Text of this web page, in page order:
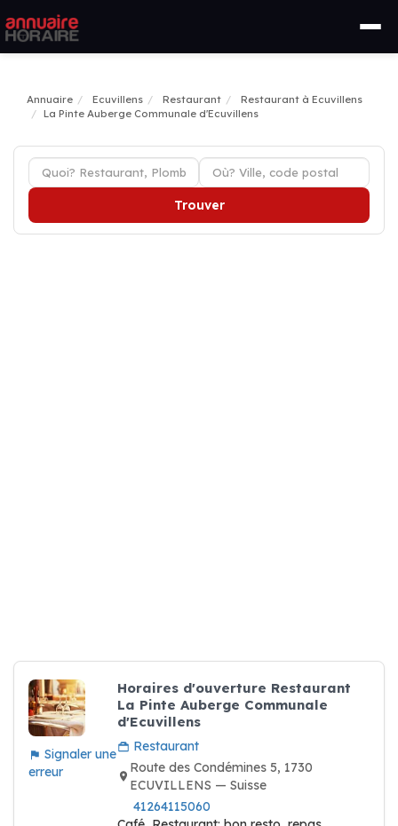
Annuaire Ecuvillens Restaurant
Restaurant à Ecuvillens
La Pinte Auberge Communale d'Ecuvillens
Trouver
Signaler une
erreur
Horaires d'ouverture Restaurant
La Pinte Auberge Communale
d'Ecuvillens
Restaurant
Route des Condémines 5, 1730
ECUVILLENS — Suisse
41264115060